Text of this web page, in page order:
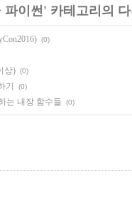
파이썬' 카테고리의
(0)
상) (0)
기 (0)
는 내장 함수들 (0)